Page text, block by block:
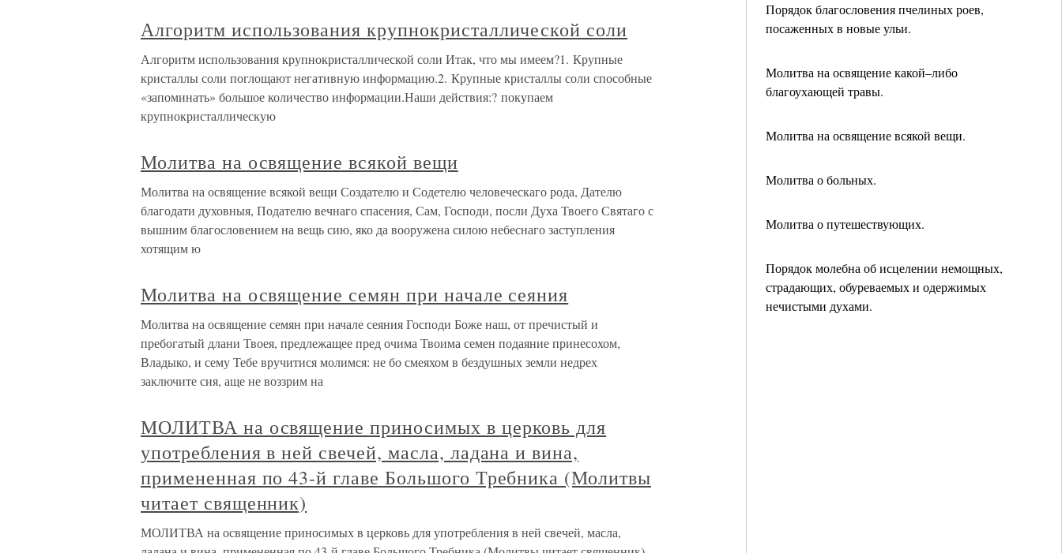
Порядок благословения пчелиных роев,
посаженных в новые ульи.
Молитва на освящение какой–либо
благоухающей травы.
Молитва на освящение всякой вещи.
Молитва о больных.
Молитва о путешествующих.
Порядок молебна об исцелении немощных,
страдающих, обуреваемых и одержимых
нечистыми духами.
Алгоритм использования крупнокристаллической соли
Алгоритм использования крупнокристаллической соли Итак, что мы имеем?1. Крупные
кристаллы соли поглощают негативную информацию.2. Крупные кристаллы соли способные
«запоминать» большое количество информации.Наши действия:? покупаем
крупнокристаллическую
Молитва на освящение всякой вещи
Молитва на освящение всякой вещи Создателю и Содетелю человеческаго рода, Дателю
благодати духовныя, Подателю вечнаго спасения, Сам, Господи, посли Духа Твоего Святаго с
вышним благословением на вещь сию, яко да вооружена силою небеснаго заступления
хотящим ю
Молитва на освящение семян при начале сеяния
Молитва на освящение семян при начале сеяния Господи Боже наш, от пречистый и
пребогатый длани Твоея, предлежащее пред очима Твоима семен подаяние принесохом,
Владыко, и сему Тебе вручитися молимся: не бо смеяхом в бездушных земли недрех
заключите сия, аще не воззрим на
МОЛИТВА на освящение приносимых в церковь для
употребления в ней свечей, масла, ладана и вина,
примененная по 43-й главе Большого Требника (Молитвы
читает священник)
МОЛИТВА на освящение приносимых в церковь для употребления в ней свечей, масла,